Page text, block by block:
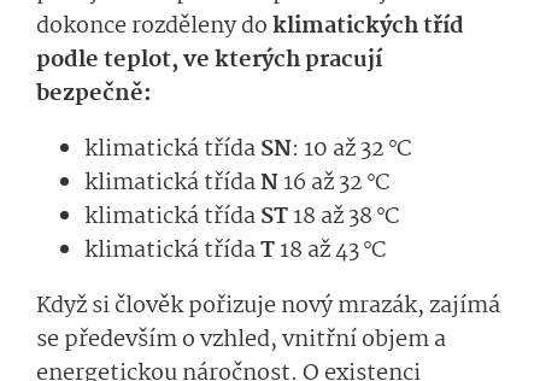
dokonce rozděleny doklimatických tříd
podle teplot, ve kterých pracují
bezpečně:
klimatická třídaSN: 10 až 32 °C
klimatická třídaN16 až 32 °C
klimatická třídaST18 až 38 °C
klimatická třídaT18 až 43 °C
Když si člověk pořizuje nový mrazák, zajímá
se především o vzhled, vnitřní objem a